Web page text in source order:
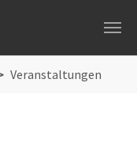
Veranstaltungen